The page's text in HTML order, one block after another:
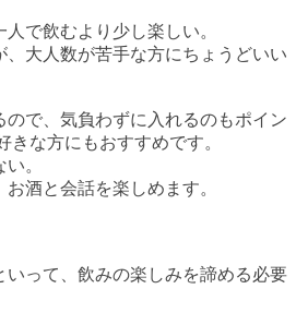
で飲むより少し楽しい。
、大人数が苦手な方にちょうどいい
ので、気負わずに入れるのもポイン
きな方にもおすすめです。
。
酒と会話を楽しめます。
いって、飲みの楽しみを諦める必要